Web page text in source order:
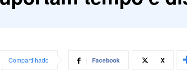
Compartilhado Facebook X